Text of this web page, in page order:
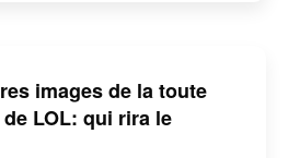
images de la toute
LOL: qui rira le